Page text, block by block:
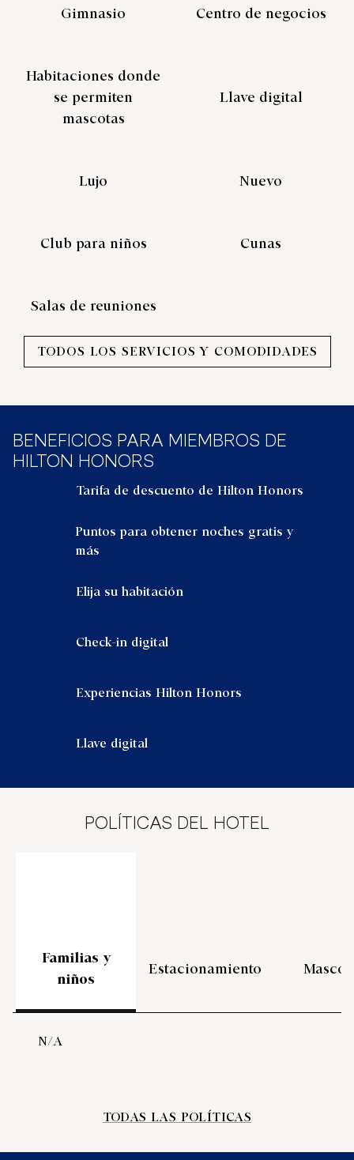
Gimnasio Centro de negocios
Habitaciones donde
se permiten
mascotas
Llave digital
Lujo Nuevo
Club para niños Cunas
Salas de reuniones
TODOS LOS SERVICIOS Y COMODIDADES
BENEFICIOS PARA MIEMBROS DE
HILTON HONORS
Tarifa de descuento de Hilton Honors
Puntos para obtener noches gratis y
más
Elija su habitación
Check-in digital
Experiencias Hilton Honors
Llave digital
POLÍTICAS DEL HOTEL
Familias y
niños
Estacionamiento
N/A
TODAS LAS POLÍTICAS